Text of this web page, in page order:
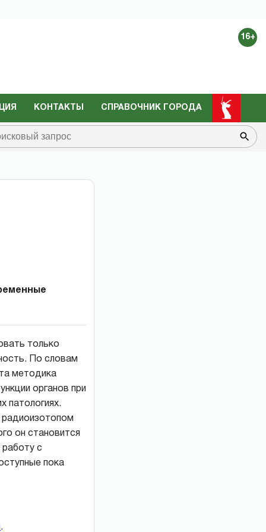
16+
КОНТАКТЫ СПРАВОЧНИК ГОРОДА
только
По словам
методика
органов при
патологиях.
радиоизотопом
он становится
с
пока
.